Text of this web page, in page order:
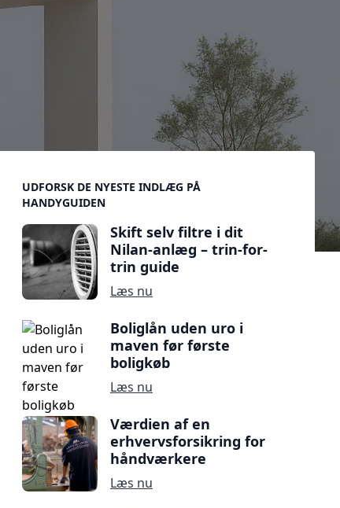
Sidebar
UDFORSK DE NYESTE INDLÆG PÅ
HANDYGUIDEN
Skift selv filtre i dit
Nilan-anlæg – trin-for-
trin guide
Læs nu
Boliglån uden uro i
maven før første
boligkøb
Læs nu
Værdien af en
erhvervsforsikring for
håndværkere
Læs nu